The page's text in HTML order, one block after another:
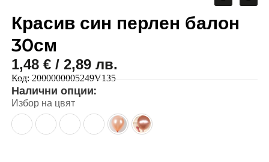
Красив син перлен балон
30см
1,48€/ 2,89 лв.
Код: 2000000005249V135
Налични опции:
Избор на цвят